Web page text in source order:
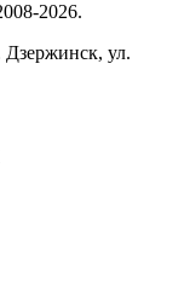
2026.
Дзержинск, ул.